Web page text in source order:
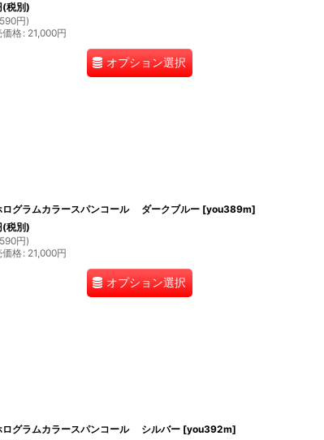
(税別)
円)
価格: 21,000円
オプション選択
ログラムカラースパンコール ダークブルー [you389m]
(税別)
円)
価格: 21,000円
オプション選択
ログラムカラースパンコール シルバー [you392m]